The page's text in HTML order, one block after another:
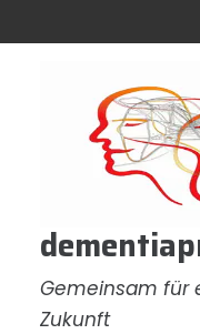
Gemeinsam für
Zukunft